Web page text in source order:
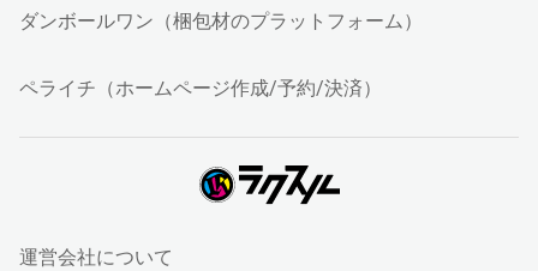
ダンボールワン（梱包材のプラットフォーム）
ペライチ（ホームページ作成/予約/決済）
運営会社について